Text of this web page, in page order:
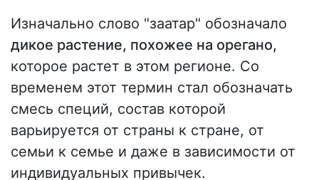
Изначально слово "заатар" обозначало
дикое растение, похожее на орегано,
которое растет в этом регионе. Со
временем этот термин стал обозначать
смесь специй, состав которой
варьируется от страны к стране, от
семьи к семье и даже в зависимости от
индивидуальных привычек.